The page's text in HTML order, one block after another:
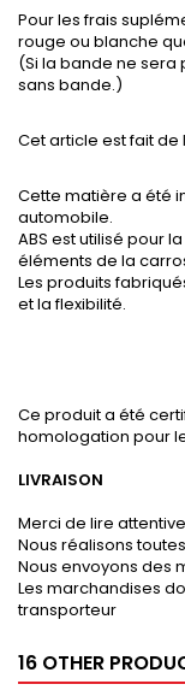
Pour les frais
rouge ou blanche
(Si la bande ne
sans bande.)
Cet article est fait de
Cette matière a été
automobile.
ABS est utilisé pour
éléments de la
Les produits
et la flexibilité.
Ce produit a été
homologation pour
LIVRAISON
Merci de lire
Nous réalisons
Nous envoyons des
Les marchandises
transporteur
16 OTHER